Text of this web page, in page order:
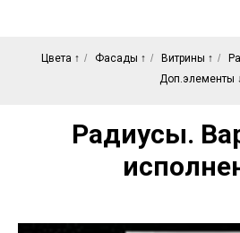
Цвета ↑ / Фасады ↑ / Витрины ↑ /
Доп.элементы
Радиусы.